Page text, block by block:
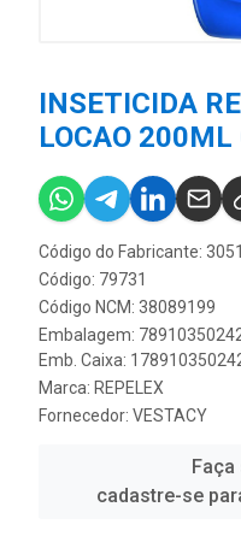
INSETICIDA
LOCAO
Código do Fabricante:
Código: 79731
Código NCM: 38089199
Embalagem:
Emb. Caixa:
Marca: REPELEX
Fornecedor: VESTACY
cadastre-se